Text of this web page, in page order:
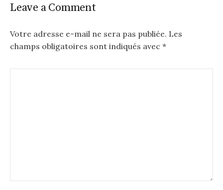
Leave a Comment
Votre adresse e-mail ne sera pas publiée. Les
champs obligatoires sont indiqués avec *